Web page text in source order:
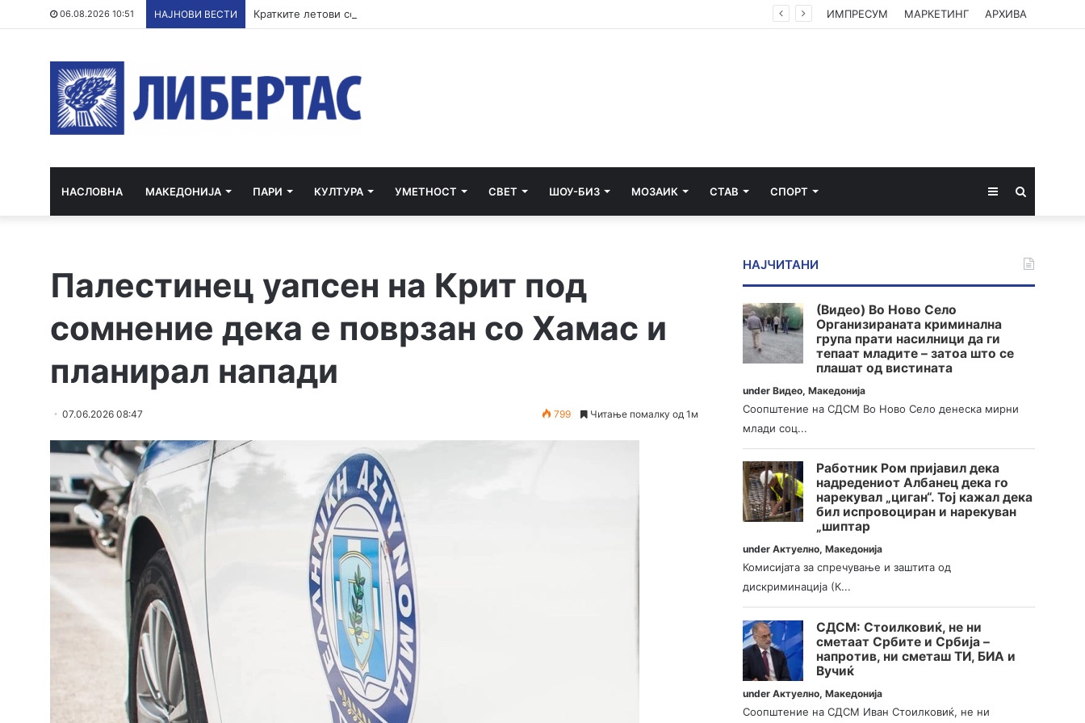
06.08.2026 10:51 НАЈНОВИ ВЕСТИ ИМПРЕСУМ МАРКЕТИНГ АРХИВА
НАСЛОВНА МАКЕДОНИЈА ПАРИ КУЛТУРА УМЕТНОСТ СВЕТ ШОУ-БИЗ МОЗАИК СТАВ СПОРТ Sidebar
Палестинец уапсен на Крит под
сомнение дека е поврзан со Хамас и
планирал напади
07.06.2026 08:47 799 Читање помалку од 1м
НАЈЧИТАНИ
(Видео) Во Ново Село
Организираната криминална
група прати насилници да ги
тепаат младите – затоа што се
плашат од вистината
underВидео,Македонија
Соопштение на СДСМ Во Ново Село денеска мирни
млади соц...
Работник Ром пријавил дека
надредениот Албанец дека го
нарекувал „циган“. Тој кажал дека
бил испровоциран и нарекуван
„шиптар
underАктуелно,Македонија
Комисијата за спречување и заштита од
дискриминација (К...
СДСМ: Стоилковиќ, не ни
сметаат Србите и Србија –
напротив, ни сметаш ТИ, БИА и
Вучиќ
underАктуелно,Македонија
Соопштение на СДСМ Иван Стоилковиќ, не ни